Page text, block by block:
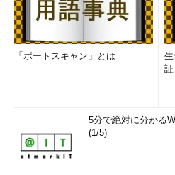
「ポートスキャン」とは
5分で絶対に分かる
(1/5)